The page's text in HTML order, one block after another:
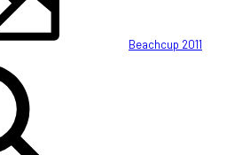
Beachcup 2011